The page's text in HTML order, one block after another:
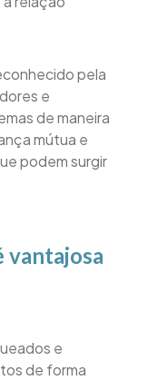
pela
e
de maneira
mútua e
podem surgir
vantajosa
e
de forma